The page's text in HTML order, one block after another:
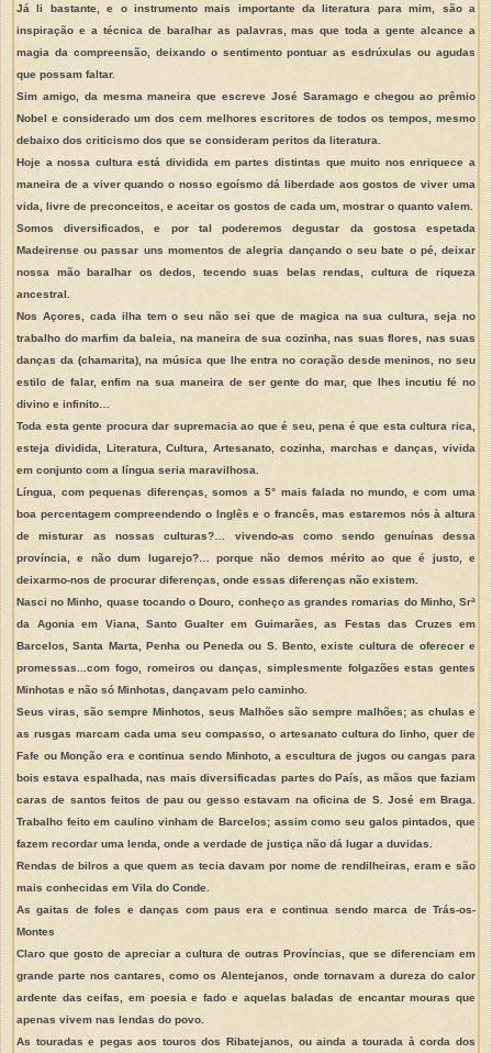
Já li bastante, e o instrumento mais importante da literatura para mim, são a
inspiração e a técnica de baralhar as palavras, mas que toda a gente alcance a
magia da compreensão, deixando o sentimento pontuar as esdrúxulas ou agudas
que possam faltar.
Sim amigo, da mesma maneira que escreve José Saramago e chegou ao prêmio
Nobel e considerado um dos cem melhores escritores de todos os tempos, mesmo
debaixo dos criticismo dos que se consideram peritos da literatura.
Hoje a nossa cultura está dividida em partes distintas que muito nos enriquece a
maneira de a viver quando o nosso egoísmo dá liberdade aos gostos de viver uma
vida, livre de preconceitos, e aceitar os gostos de cada um, mostrar o quanto valem.
Somos diversificados, e por tal poderemos degustar da gostosa espetada
Madeirense ou passar uns momentos de alegria dançando o seu bate o pé, deixar
nossa mão baralhar os dedos, tecendo suas belas rendas, cultura de riqueza
ancestral.
Nos Açores, cada ilha tem o seu não sei que de magica na sua cultura, seja no
trabalho do marfim da baleia, na maneira de sua cozinha, nas suas flores, nas suas
danças da (chamarita), na música que lhe entra no coração desde meninos, no seu
estilo de falar, enfim na sua maneira de ser gente do mar, que lhes incutiu fé no
divino e infinito…
Toda esta gente procura dar supremacia ao que é seu, pena é que esta cultura rica,
esteja dividida, Literatura, Cultura, Artesanato, cozinha, marchas e danças, vivida
em conjunto com a língua seria maravilhosa.
Língua, com pequenas diferenças, somos a 5° mais falada no mundo, e com uma
boa percentagem compreendendo o Inglês e o francês, mas estaremos nós à altura
de misturar as nossas culturas?… vivendo-as como sendo genuínas dessa
província, e não dum lugarejo?… porque não demos mérito ao que é justo, e
deixarmo-nos de procurar diferenças, onde essas diferenças não existem.
Nasci no Minho, quase tocando o Douro, conheço as grandes romarias do Minho, Srª
da Agonia em Viana, Santo Gualter em Guimarães, as Festas das Cruzes em
Barcelos, Santa Marta, Penha ou Peneda ou S. Bento, existe cultura de oferecer e
promessas...com fogo, romeiros ou danças, simplesmente folgazões estas gentes
Minhotas e não só Minhotas, dançavam pelo caminho.
Seus viras, são sempre Minhotos, seus Malhões são sempre malhões; as chulas e
as rusgas marcam cada uma seu compasso, o artesanato cultura do linho, quer de
Fafe ou Monção era e continua sendo Minhoto, a escultura de jugos ou cangas para
bois estava espalhada, nas mais diversificadas partes do País, as mãos que faziam
caras de santos feitos de pau ou gesso estavam na oficina de S. José em Braga.
Trabalho feito em caulino vinham de Barcelos; assim como seu galos pintados, que
fazem recordar uma lenda, onde a verdade de justiça não dá lugar a duvidas.
Rendas de bilros a que quem as tecia davam por nome de rendilheiras, eram e são
mais conhecidas em Vila do Conde.
As gaitas de foles e danças com paus era e continua sendo marca de Trás-os-
Montes
Claro que gosto de apreciar a cultura de outras Províncias, que se diferenciam em
grande parte nos cantares, como os Alentejanos, onde tornavam a dureza do calor
ardente das ceifas, em poesia e fado e aquelas baladas de encantar mouras que
apenas vivem nas lendas do povo.
As touradas e pegas aos touros dos Ribatejanos, ou ainda a tourada à corda dos